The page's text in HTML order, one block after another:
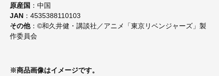
原産国 ：中国
JAN ：4535388110103
その他：©和久井健・講談社／アニメ「東京リベンジャーズ」製
作委員会
※商品画像はイメージです。